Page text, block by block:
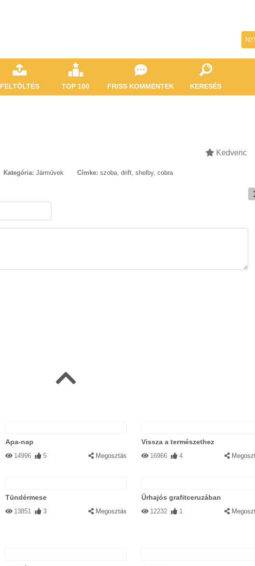
FELTÖLTÉS TOP 100 FRISS KOMMENTEK KERESÉS
Kedvenc
Kategória: Járművek Címke: szoba, drift, shelby, cobra
Apa-nap
14996 5 Megosztás
Vissza a természethez
16966 4
Tündérmese
13851 3 Megosztás
Űrhajós grafitceruzában
12232 1